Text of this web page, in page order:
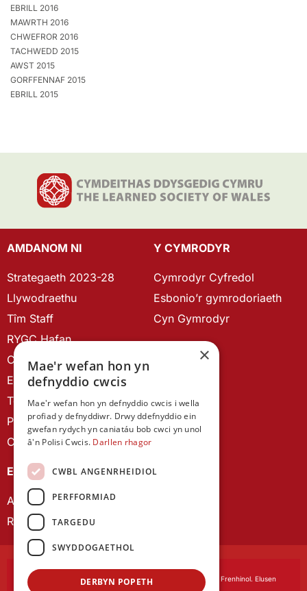
EBRILL 2016
MAWRTH 2016
CHWEFROR 2016
TACHWEDD 2015
AWST 2015
GORFFENNAF 2015
EBRILL 2015
AMDANOM NI
Strategaeth 2023-28
Llywodraethu
Tîm Staff
RYGC Hafan
Canllawiau brandio
Ein Hanes
Telerau ac Amodau
Polisi Preifatrwydd
Cysylltu â ni
Y CYMRODYR
Cymrodyr Cyfredol
Esbonio’r gymrodoriaeth
Cyn Gymrodyr
EIN CYHOEDDIADAU
Astudiaethau Cymreig
Rhwydwaith Ymchwil Gyrfa Cynnar
Cymdeithas Ddysgedig Cymru, corfforedig drwy Siarter Frenhinol. Elusen
×
Mae'r wefan hon yn
defnyddio cwcis
Mae'r wefan hon yn defnyddio cwcis i wella
profiad y defnyddiwr. Drwy ddefnyddio ein
gwefan rydych yn caniatáu bob cwci yn unol
â'n Polisi Cwcis. Darllen rhagor
CWBL ANGENRHEIDIOL
PERFFORMIAD
TARGEDU
SWYDDOGAETHOL
DERBYN POPETH